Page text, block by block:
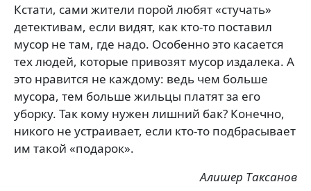
Кстати, сами жители порой любят «стучать»
детективам, если видят, как кто-то поставил
мусор не там, где надо. Особенно это касается
тех людей, которые привозят мусор издалека. А
это нравится не каждому: ведь чем больше
мусора, тем больше жильцы платят за его
уборку. Так кому нужен лишний бак? Конечно,
никого не устраивает, если кто-то подбрасывает
им такой «подарок».
Алишер Таксанов